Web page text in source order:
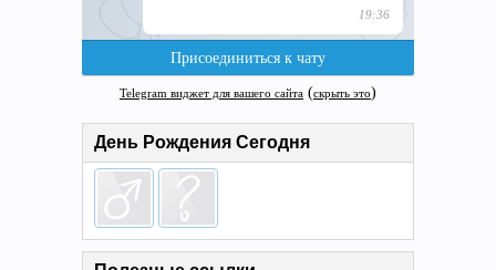
День Рождения Сегодня